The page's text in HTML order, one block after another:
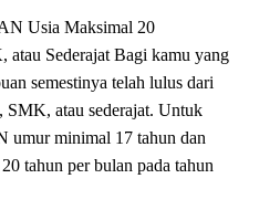
Usia Maksimal 20
Sederajat Bagi kamu yang
semestinya telah lulus dari
SMK, atau sederajat. Untuk
umur minimal 17 tahun dan
tahun per bulan pada tahun